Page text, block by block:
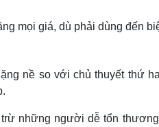
mọi giá, dù phải dùng đến
nề so với chủ thuyết thứ
trừ những người dễ tổn